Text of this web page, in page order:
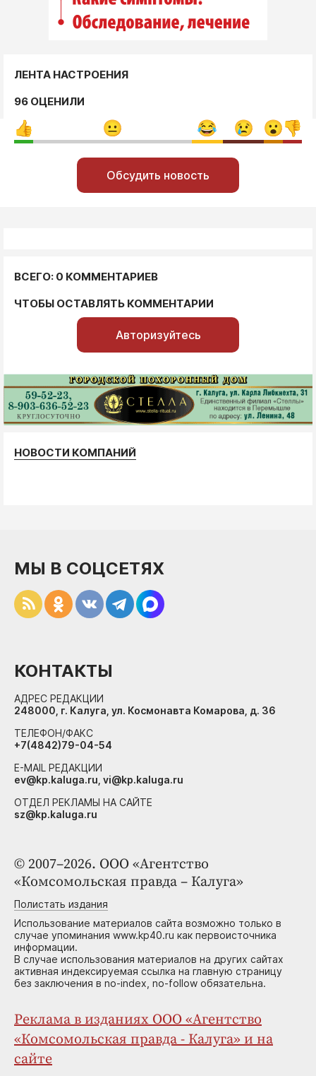
ЛЕНТА НАСТРОЕНИЯ
96 ОЦЕНИЛИ
Обсудить новость
ВСЕГО: 0 КОММЕНТАРИЕВ
ЧТОБЫ ОСТАВЛЯТЬ КОММЕНТАРИИ
Авторизуйтесь
НОВОСТИ КОМПАНИЙ
© 2007–2026. ООО «Агентство
«Комсомольская правда – Калуга»
Полистать издания
Использование материалов сайта возможно только в
случае упоминания www.kp40.ru как первоисточника
информации.
В случае использования материалов на других сайтах
активная индексируемая ссылка на главную страницу
без заключения в no-index, no-follow обязательна.
Реклама в изданиях ООО «Агентство
«Комсомольская правда - Калуга» и на
сайте
МЫ В СОЦСЕТЯХ
КОНТАКТЫ
АДРЕС РЕДАКЦИИ
248000, г. Калуга, ул. Космонавта Комарова, д. 36
ТЕЛЕФОН/ФАКС
+7(4842)79-04-54
E-MAIL РЕДАКЦИИ
ev@kp.kaluga.ru, vi@kp.kaluga.ru
ОТДЕЛ РЕКЛАМЫ НА САЙТЕ
sz@kp.kaluga.ru